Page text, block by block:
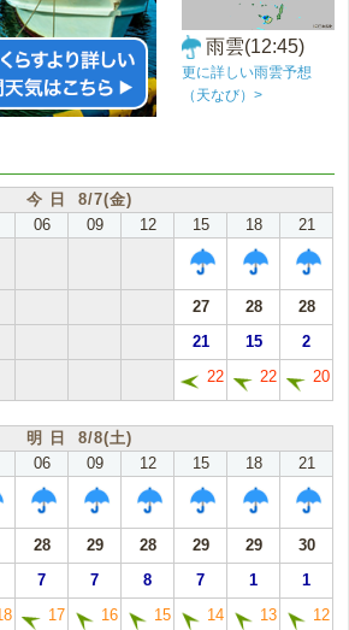
雨雲(12:45)
更に詳しい雨雲予想
（天なび）>
今 日 8/7(金)
06 09 12 15 18 21
27 28
28
21 15 2
22 22 20
明 日 8/8(土)
06 09 12 15 18 21
28 29 28 29 29
30
7 7 8 7 1 1
17 16 15 14 13 12